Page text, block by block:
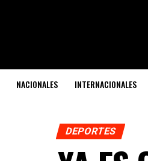
NACIONALES INTERNACIONALES
DEPORTES